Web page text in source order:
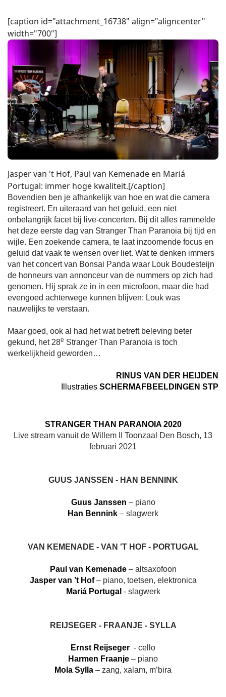
[caption id="attachment_16738" align="aligncenter"
width="700"]
Jasper van 't Hof, Paul van Kemenade en Mariá
Portugal: immer hoge kwaliteit.[/caption]
Bovendien ben je afhankelijk van hoe en wat die camera
registreert. En uiteraard van het geluid, een niet
onbelangrijk facet bij live-concerten. Bij dit alles rammelde
het deze eerste dag van Stranger Than Paranoia bij tijd en
wijle. Een zoekende camera, te laat inzoomende focus en
geluid dat vaak te wensen over liet. Wat te denken immers
van het concert van Bonsai Panda waar Louk Boudesteijn
de honneurs van annonceur van de nummers op zich had
genomen. Hij sprak ze in in een microfoon, maar die had
evengoed achterwege kunnen blijven: Louk was
nauwelijks te verstaan.
Maar goed, ook al had het wat betreft beleving beter
gekund, het 28e Stranger Than Paranoia is toch
werkelijkheid geworden…
RINUS VAN DER HEIJDEN
Illustraties SCHERMAFBEELDINGEN STP
STRANGER THAN PARANOIA 2020
Live stream vanuit de Willem II Toonzaal Den Bosch, 13
februari 2021
GUUS JANSSEN - HAN BENNINK
Guus Janssen – piano
Han Bennink – slagwerk
VAN KEMENADE - VAN 'T HOF - PORTUGAL
Paul van Kemenade– altsaxofoon
Jasper van ’t Hof– piano, toetsen, elektronica
Mariá Portugal - slagwerk
REIJSEGER - FRAANJE - SYLLA
Ernst Reijseger - cello
Harmen Fraanje – piano
Mola Sylla – zang, xalam, m’bira